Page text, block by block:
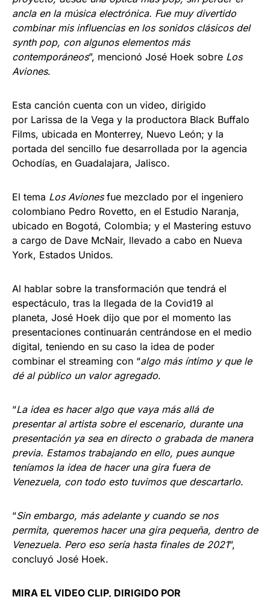
ancla en la música electrónica. Fue muy divertido
combinar mis influencias en los sonidos clásicos del
synth pop, con algunos elementos más
contemporáneos”, mencionó José Hoek sobre Los
Aviones.
Esta canción cuenta con un video, dirigido
por Larissa de la Vega y la productora Black Buffalo
Films, ubicada en Monterrey, Nuevo León; y la
portada del sencillo fue desarrollada por la agencia
Ochodías, en Guadalajara, Jalisco.
El tema Los Avionesfue mezclado por el ingeniero
colombiano Pedro Rovetto, en el Estudio Naranja,
ubicado en Bogotá, Colombia; y el Mastering estuvo
a cargo de Dave McNair, llevado a cabo en Nueva
York, Estados Unidos.
Al hablar sobre la transformación que tendrá el
espectáculo, tras la llegada de la Covid19 al
planeta, José Hoek dijo que por el momento las
presentaciones continuarán centrándose en el medio
digital, teniendo en su caso la idea de poder
combinar el streaming con “algo más íntimo y que le
dé al público un valor agregado.
“La idea es hacer algo que vaya más allá de
presentar al artista sobre el escenario, durante una
presentación ya sea en directo o grabada de manera
previa. Estamos trabajando en ello, pues aunque
teníamos la idea de hacer una gira fuera de
Venezuela, con todo esto tuvimos que descartarlo.
“Sin embargo, más adelante y cuando se nos
permita, queremos hacer una gira pequeña, dentro de
Venezuela. Pero eso sería hasta finales de 2021”,
concluyó José Hoek.
MIRA EL VIDEO CLIP, DIRIGIDO POR